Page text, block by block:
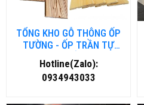
TỔNG KHO GỖ THÔNG ỐP
TƯỜNG - ỐP TRẦN TỰ
NHIÊN TẠI HẢI DƯƠNG
Hotline(Zalo):
0934943033